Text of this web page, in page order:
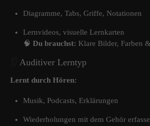
Diagramme, Tabs, Griffe, Notationen
Lernvideos, visuelle Lernkarten
🧠 Du brauchst: Klare Bilder, Farben
Auditiver Lerntyp
Lernt durch Hören:
Musik, Podcasts, Erklärungen
Wiederholungen mit dem Gehör